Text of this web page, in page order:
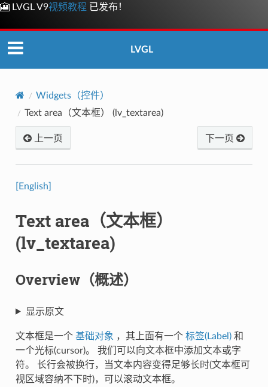
🎦 LVGL V9视频教程 已发布！
LVGL
Widgets（控件）
Text area（文本框） (lv_textarea)
上一页 下一页
[English]
Text area（文本框）
(lv_textarea)
Overview（概述）
显示原文
文本框是一个 基础对象 ，其上面有一个 标签(Label)和
一个光标(cursor)。 我们可以向文本框中添加文本或字
符。 长行会被换行，当文本内容变得足够长时(文本框可
视区域容纳不下时)，可以滚动文本框。